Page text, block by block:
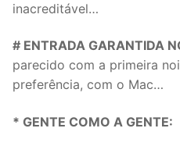
inacreditável…
# ENTRADA GARANTIDA
parecido com a primeira
preferência, com o Mac…
* GENTE COMO A GENTE: